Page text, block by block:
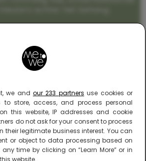
we and our 233 partners use cookies or
to store, access, and process personal
this website, IP addresses and cookie
do not ask for your consent to process
their legitimate business interest. You can
or object to data processing based on
time by clicking on “Learn More” or in
website.